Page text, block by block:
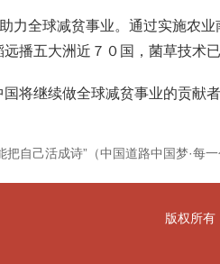
全球减贫事业。通过实施农业
播五大洲近７０国，菌草技术
继续做全球减贫事业的贡献者
把自己活成诗”（中国道路中国梦·每一
版权所有